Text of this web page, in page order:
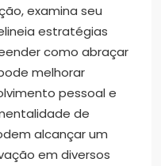
examina seu
estratégias
como abraçar
melhorar
pessoal e
de
alcançar um
em diversos